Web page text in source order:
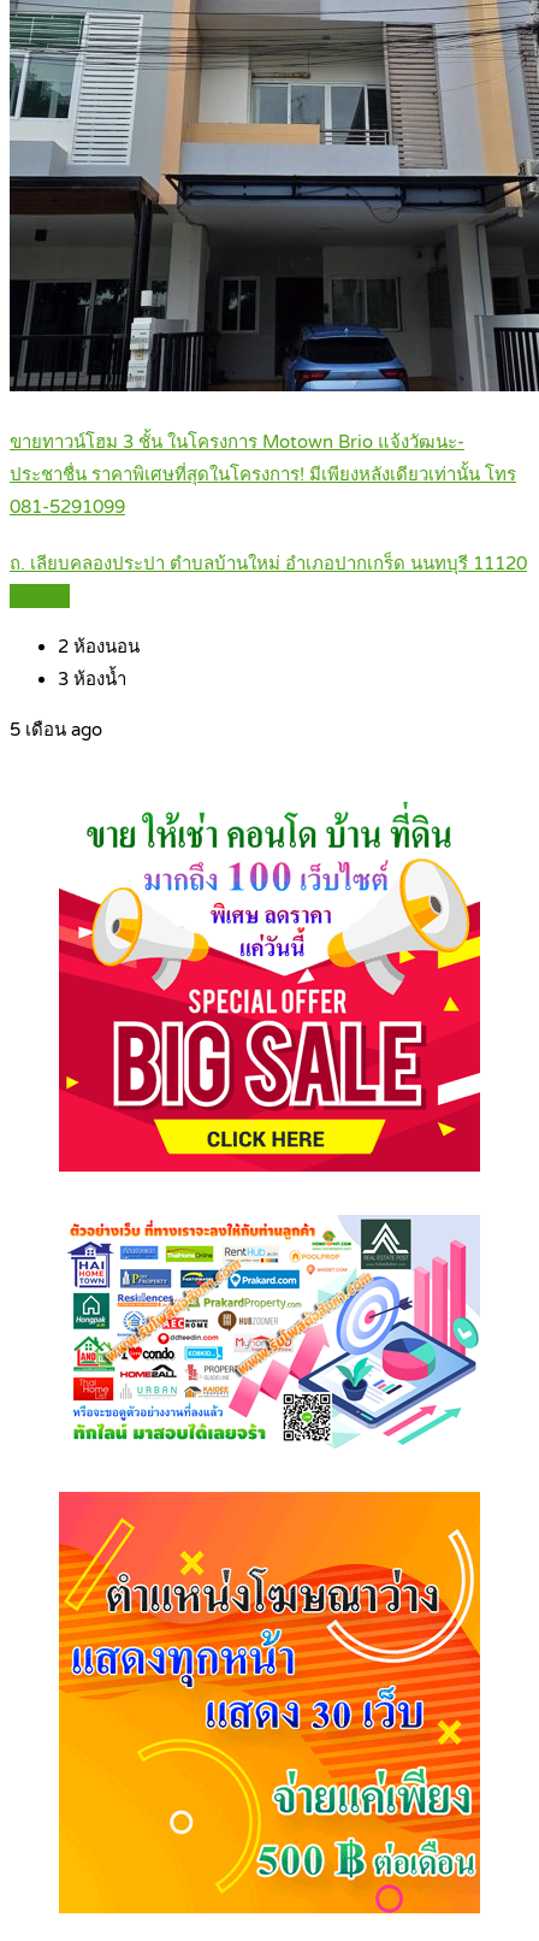
ขายทาวน์โฮม 3 ชั้น ในโครงการ Motown Brio แจ้งวัฒนะ-
ประชาชื่น ราคาพิเศษที่สุดในโครงการ! มีเพียงหลังเดียวเท่านั้น โทร
081-5291099
ถ. เลียบคลองประปา ตำบลบ้านใหม่ อำเภอปากเกร็ด นนทบุรี 11120
2 ห้องนอน
3 ห้องน้ำ
5 เดือน ago